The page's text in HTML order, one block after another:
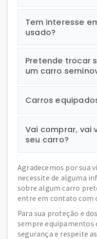
Tem interesse
usado?
Pretende trocar
um carro
Carros
Vai comprar, vai
seu carro?
Agradecemos por sua
necessite de alguma
sobre algum carro
entre em contato com
Para sua proteção e
sempre equipamentos
segurança e respeite